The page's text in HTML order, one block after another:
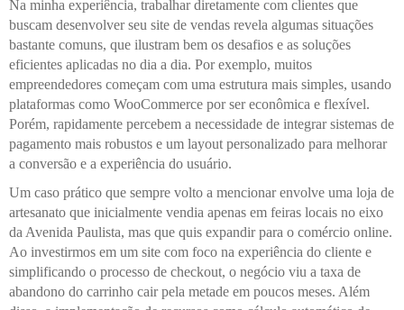
Na minha experiência, trabalhar diretamente com clientes que
buscam desenvolver seu site de vendas revela algumas situações
bastante comuns, que ilustram bem os desafios e as soluções
eficientes aplicadas no dia a dia. Por exemplo, muitos
empreendedores começam com uma estrutura mais simples, usando
plataformas como WooCommerce por ser econômica e flexível.
Porém, rapidamente percebem a necessidade de integrar sistemas de
pagamento mais robustos e um layout personalizado para melhorar
a conversão e a experiência do usuário.
Um caso prático que sempre volto a mencionar envolve uma loja de
artesanato que inicialmente vendia apenas em feiras locais no eixo
da Avenida Paulista, mas que quis expandir para o comércio online.
Ao investirmos em um site com foco na experiência do cliente e
simplificando o processo de checkout, o negócio viu a taxa de
abandono do carrinho cair pela metade em poucos meses. Além